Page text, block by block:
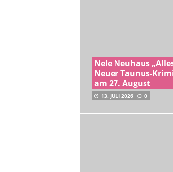
Nele Neuhaus
Neuer Taunus-
am 27. August
13. JULI 2026 0